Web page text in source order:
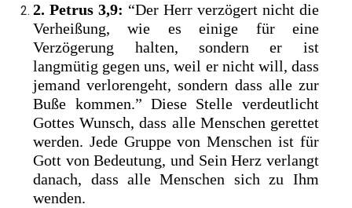
2. Petrus 3,9: “Der Herr verzögert nicht die
Verheißung, wie es einige für eine
Verzögerung halten, sondern er ist
langmütig gegen uns, weil er nicht will, dass
jemand verlorengeht, sondern dass alle zur
Buße kommen.” Diese Stelle verdeutlicht
Gottes Wunsch, dass alle Menschen gerettet
werden. Jede Gruppe von Menschen ist für
Gott von Bedeutung, und Sein Herz verlangt
danach, dass alle Menschen sich zu Ihm
wenden.